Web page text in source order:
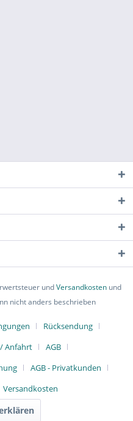
undVersandkostenund
nicht anders beschrieben
Rücksendung
Anfahrt
AGB
AGB - Privatkunden
Versandkosten